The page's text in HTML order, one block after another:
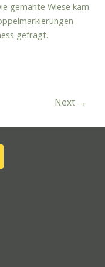
gemähte Wiese kam
gefragt.
Next →